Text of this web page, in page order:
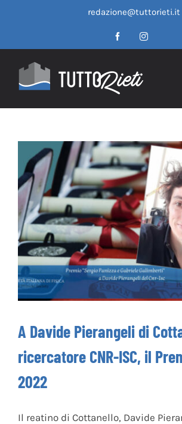
redazione@tuttorieti.it
FacebookInstagram
A Davide Pierangeli di
ricercatore CNR-ISC, il
2022
Il reatino di Cottanello, Davide